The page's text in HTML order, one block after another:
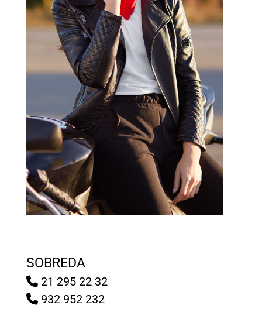
SOBREDA
21 295 22 32
932 952 232